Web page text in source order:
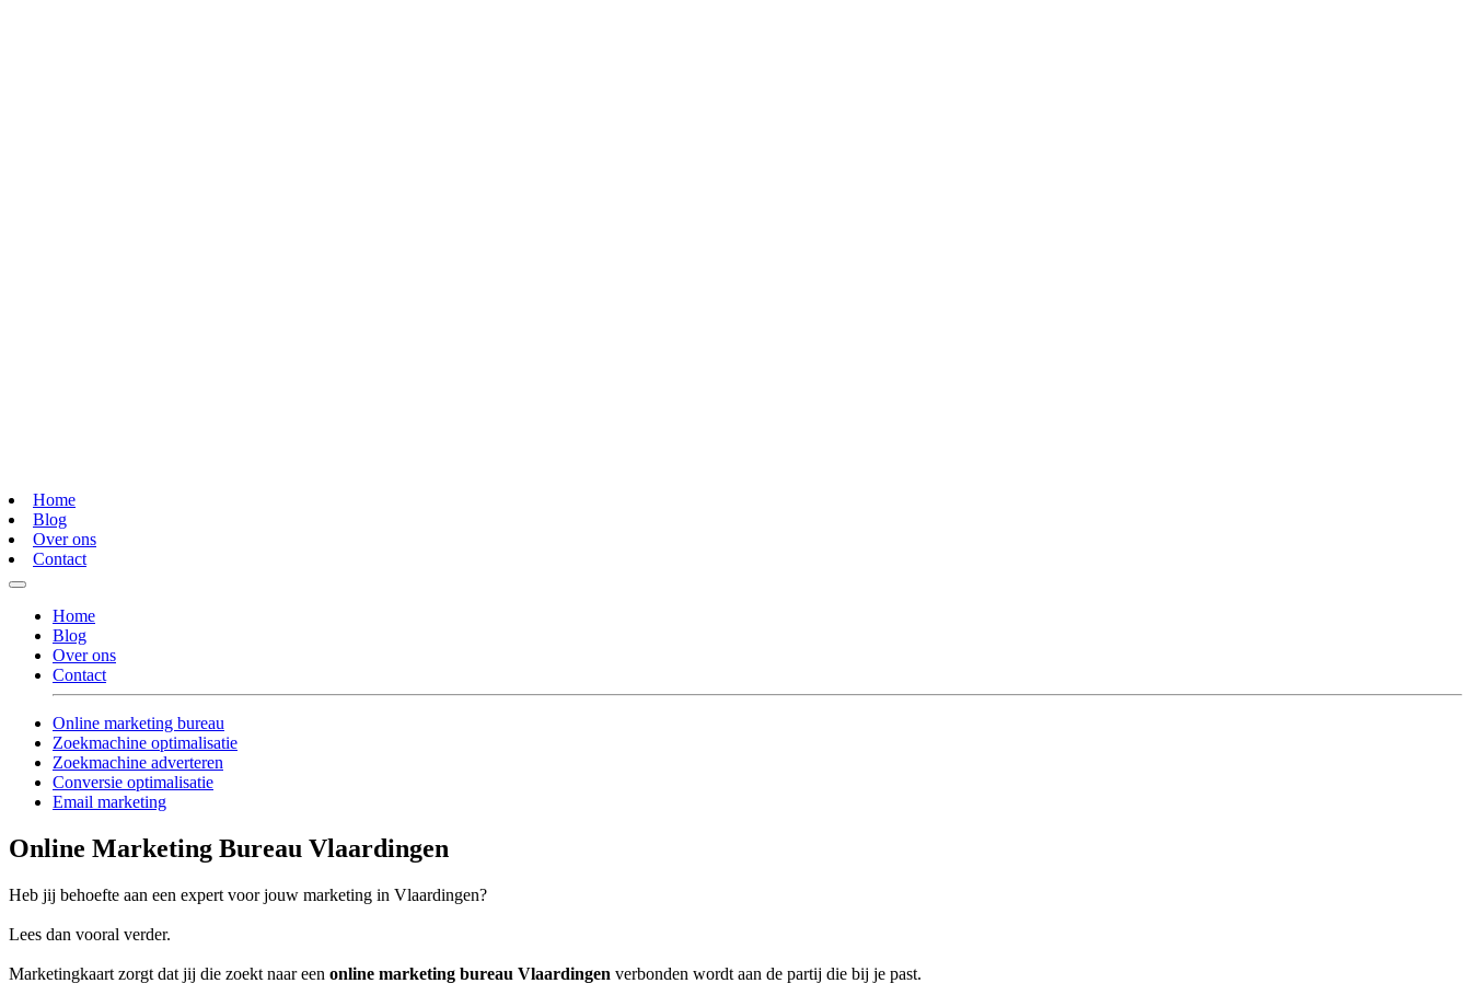
Home
Blog
Over ons
Contact
Home
Blog
Over ons
Contact
Online marketing bureau
Zoekmachine optimalisatie
Zoekmachine adverteren
Conversie optimalisatie
Email marketing
Online Marketing Bureau Vlaardingen
Heb jij behoefte aan een expert voor jouw marketing in Vlaardingen?
Lees dan vooral verder.
Marketingkaart zorgt dat jij die zoekt naar een online marketing bureau Vlaardingen verbonden wordt aan de partij die bij je past.